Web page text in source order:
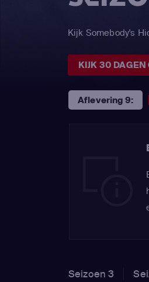
Kijk Somebody's
KIJK 30 DAGEN
Aflevering 9:
Seizoen 3